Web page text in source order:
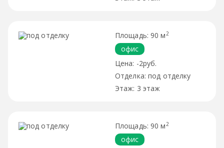
90 м 2
офис
-2руб.
под отделку
3 этаж
90 м 2
офис